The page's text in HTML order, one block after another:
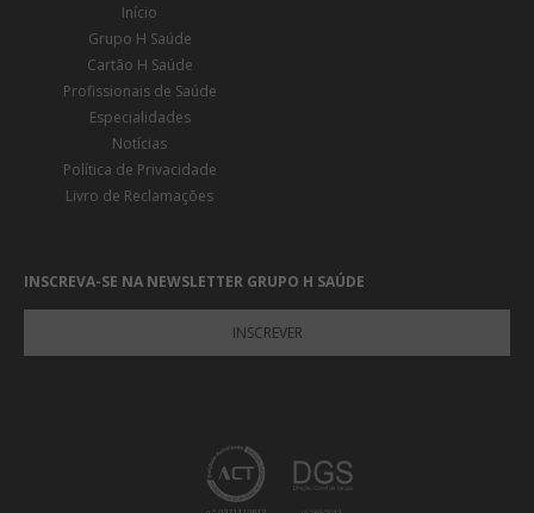
Início
Grupo H Saúde
Cartão H Saúde
Profissionais de Saúde
Especialidades
Notícias
Política de Privacidade
Livro de Reclamações
INSCREVA-SE NA NEWSLETTER GRUPO H SAÚDE
INSCREVER